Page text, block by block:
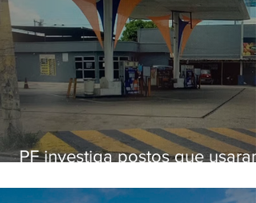
PF investiga postos que usaram
secretário morto em 2020